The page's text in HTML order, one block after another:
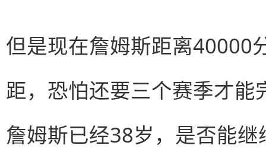
但是现在詹姆斯距离40000
距，恐怕还要三个赛季才
詹姆斯已经38岁，是否能